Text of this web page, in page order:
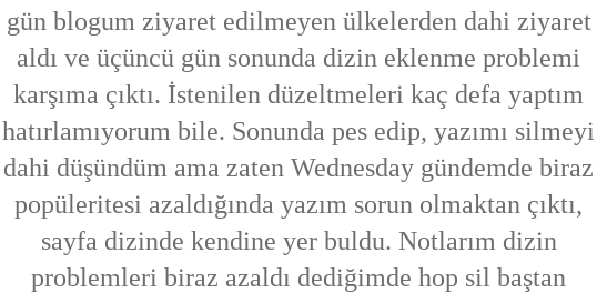
gün blogum ziyaret edilmeyen ülkelerden dahi ziyaret
aldı ve üçüncü gün sonunda dizin eklenme problemi
karşıma çıktı. İstenilen düzeltmeleri kaç defa yaptım
hatırlamıyorum bile. Sonunda pes edip, yazımı silmeyi
dahi düşündüm ama zaten Wednesday gündemde biraz
popüleritesi azaldığında yazım sorun olmaktan çıktı,
sayfa dizinde kendine yer buldu. Notlarım dizin
problemleri biraz azaldı dediğimde hop sil baştan